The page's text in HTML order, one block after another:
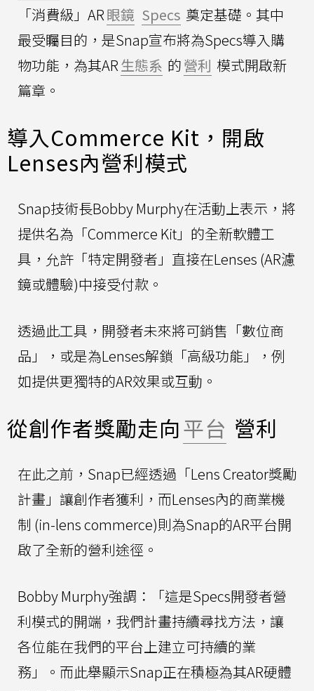
「消費級」AR眼鏡 Specs 奠定基礎。其中
最受矚目的，是Snap宣布將為Specs導入購
物功能，為其AR生態系 的營利 模式開啟新
篇章。
導入Commerce Kit，開啟
Lenses內營利模式
Snap技術長Bobby Murphy在活動上表示，將
提供名為「Commerce Kit」的全新軟體工
具，允許「特定開發者」直接在Lenses (AR濾
鏡或體驗)中接受付款。
透過此工具，開發者未來將可銷售「數位商
品」，或是為Lenses解鎖「高級功能」，例
如提供更獨特的AR效果或互動。
從創作者獎勵走向平台 營利
在此之前，Snap已經透過「Lens Creator獎勵
計畫」讓創作者獲利，而Lenses內的商業機
制 (in-lens commerce)則為Snap的AR平台開
啟了全新的營利途徑。
Bobby Murphy強調：「這是Specs開發者營
利模式的開端，我們計畫持續尋找方法，讓
各位能在我們的平台上建立可持續的業
務」。而此舉顯示Snap正在積極為其AR硬體